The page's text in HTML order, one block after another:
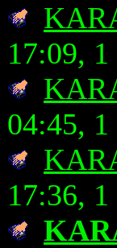
17:09, 1
04:45, 1
17:36, 1